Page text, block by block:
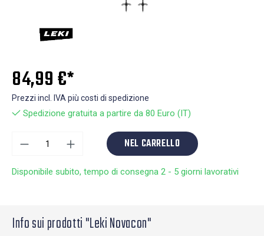
84,99 €*
Prezzi incl. IVA più costi di spedizione
Spedizione gratuita a partire da 80 Euro (IT)
NEL CARRELLO
Disponibile subito, tempo di consegna 2 - 5 giorni lavorativi
Info sui prodotti "Leki Novacon"